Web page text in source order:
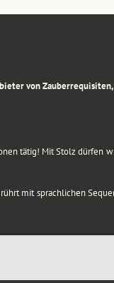
von
tätig! Mit Stolz dürfen
mit sprachlichen